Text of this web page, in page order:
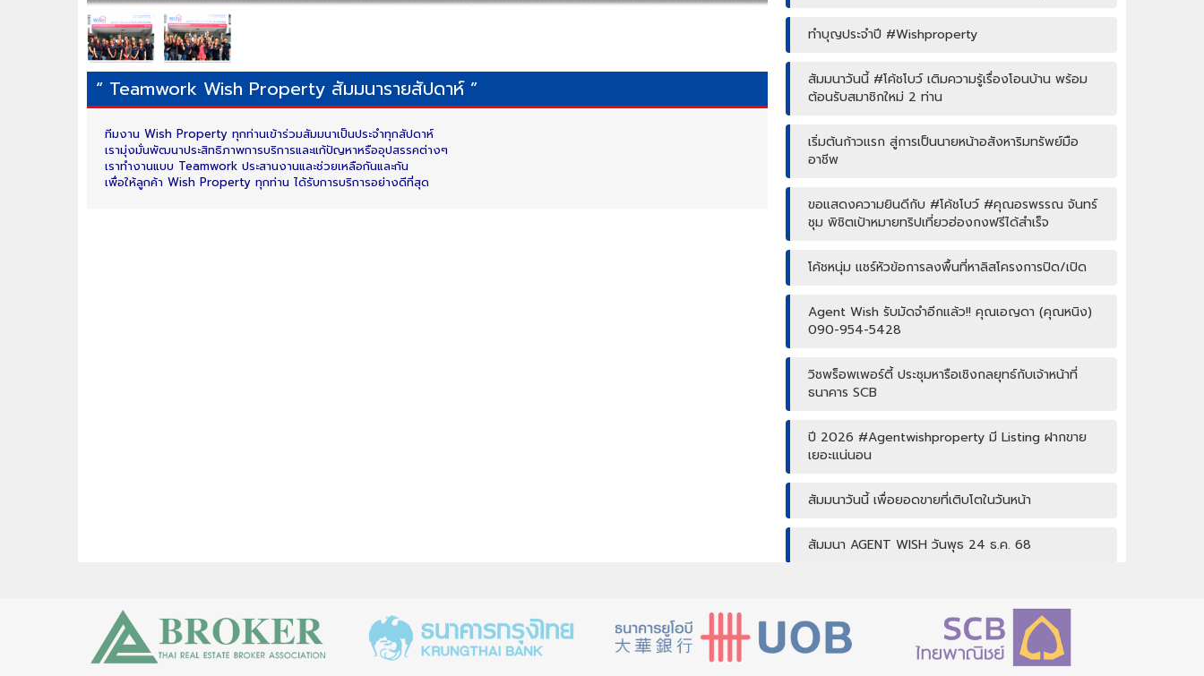
“ Teamwork Wish Property สัมมนารายสัปดาห์ ”
ทีมงาน Wish Property ทุกท่านเข้าร่วมสัมมนาเป็นประจำทุกสัปดาห์
เรามุ่งมั่นพัฒนาประสิทธิภาพการบริการและแก้ปัญหาหรืออุปสรรคต่างๆ
เราทำงานแบบ Teamwork ประสานงานและช่วยเหลือกันและกัน
เพื่อให้ลูกค้า Wish Property ทุกท่าน ได้รับการบริการอย่างดีที่สุด
ทำบุญประจำปี #Wishproperty
สัมมนาวันนี้ #โค้ชโบว์ เติมความรู้เรื่องโอนบ้าน พร้อม
ต้อนรับสมาชิกใหม่ 2 ท่าน
เริ่มต้นก้าวแรก สู่การเป็นนายหน้าอสังหาริมทรัพย์มือ
อาชีพ
ขอแสดงความยินดีกับ #โค้ชโบว์ #คุณอรพรรณ จันทร์
ชุม พิชิตเป้าหมายทริปเที่ยวฮ่องกงฟรีได้สำเร็จ
โค้ชหนุ่ม แชร์หัวข้อการลงพื้นที่หาลิสโครงการปิด/เปิด
Agent Wish รับมัดจำอีกแล้ว!! คุณเอญดา (คุณหนิง)
090-954-5428
วิชพร็อพเพอร์ตี้ ประชุมหารือเชิงกลยุทธ์กับเจ้าหน้าที่
ธนาคาร SCB
ปี 2026 #Agentwishproperty มี Listing ฝากขาย
เยอะแน่นอน
สัมมนาวันนี้ เพื่อยอดขายที่เติบโตในวันหน้า
สัมมนา AGENT WISH วันพุธ 24 ธ.ค. 68
เปิดบ้านให้ปัง ไม่ใช่แค่เปิดไฟ แชร์เทคนิคจริง เพิ่มโอกาส
ขายจริง